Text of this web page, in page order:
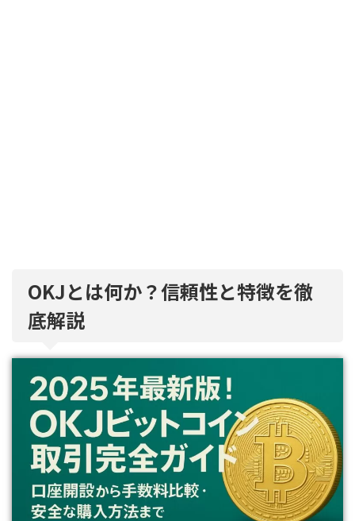
OKJとは何か？信頼性と特徴を徹
底解説